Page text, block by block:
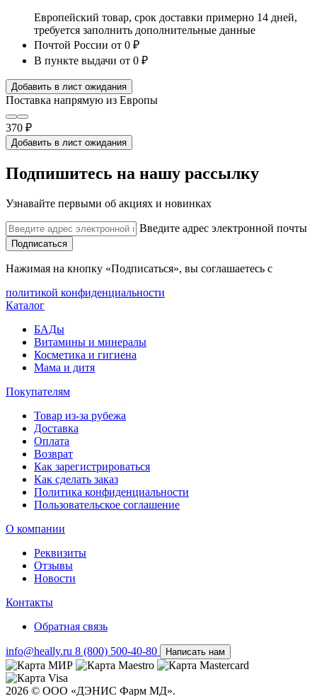
Европейский товар, срок доставки примерно 14 дней,
требуется заполнить дополнительные данные
Почтой России от 0 ₽
В пункте выдачи от 0 ₽
Добавить в лист ожидания
Поставка напрямую из Европы
370 ₽
Добавить в лист ожидания
Подпишитесь на нашу рассылку
Узнавайте первыми об акциях и новинках
Введите адрес электронной почты
Подписаться
Нажимая на кнопку «Подписаться», вы соглашаетесь с
политикой конфиденциальности
Каталог
БАДы
Витамины и минералы
Косметика и гигиена
Мама и дитя
Покупателям
Товар из-за рубежа
Доставка
Оплата
Возврат
Как зарегистрироваться
Как сделать заказ
Политика конфиденциальности
Пользовательское соглашение
О компании
Реквизиты
Отзывы
Новости
Контакты
Обратная связь
info@heally.ru 8 (800) 500-40-80 Написать нам
2026 © ООО «ДЭНИС Фарм МД».